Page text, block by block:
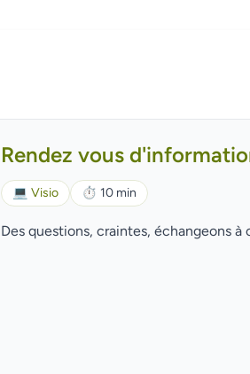
Rendez vous
💻 Visio ⏱ 10 min
Des questions, craintes, échangeons à